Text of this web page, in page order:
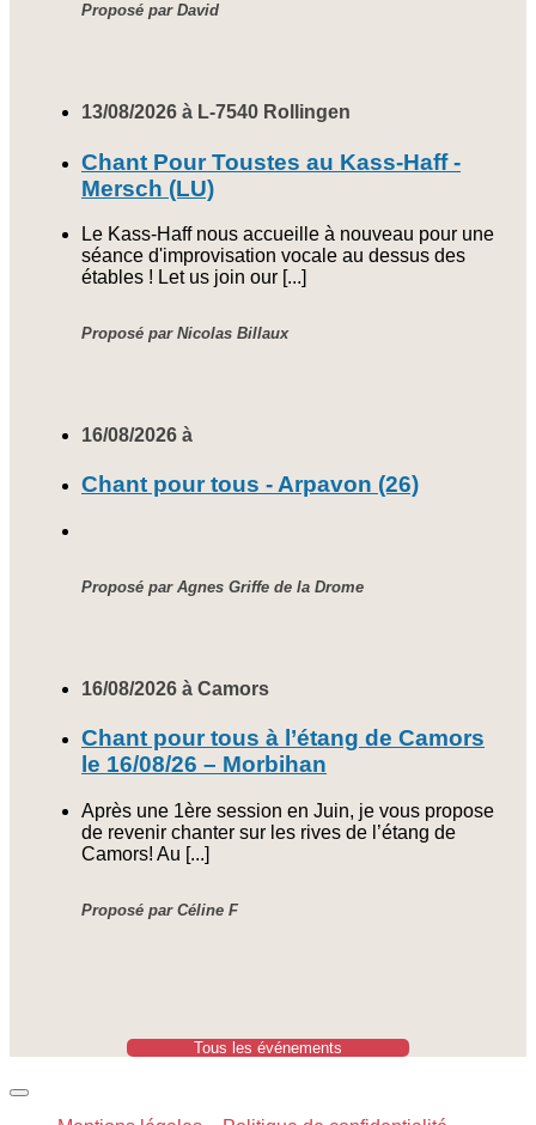
Proposé par David
13/08/2026 à L-7540 Rollingen
Chant Pour Toustes au Kass-Haff -
Mersch (LU)
Le Kass-Haff nous accueille à nouveau pour une
séance d'improvisation vocale au dessus des
étables ! Let us join our [...]
Proposé par Nicolas Billaux
16/08/2026 à
Chant pour tous - Arpavon (26)
Proposé par Agnes Griffe de la Drome
16/08/2026 à Camors
Chant pour tous à l’étang de Camors
le 16/08/26 – Morbihan
Après une 1ère session en Juin, je vous propose
de revenir chanter sur les rives de l’étang de
Camors! Au [...]
Proposé par Céline F
Tous les événements